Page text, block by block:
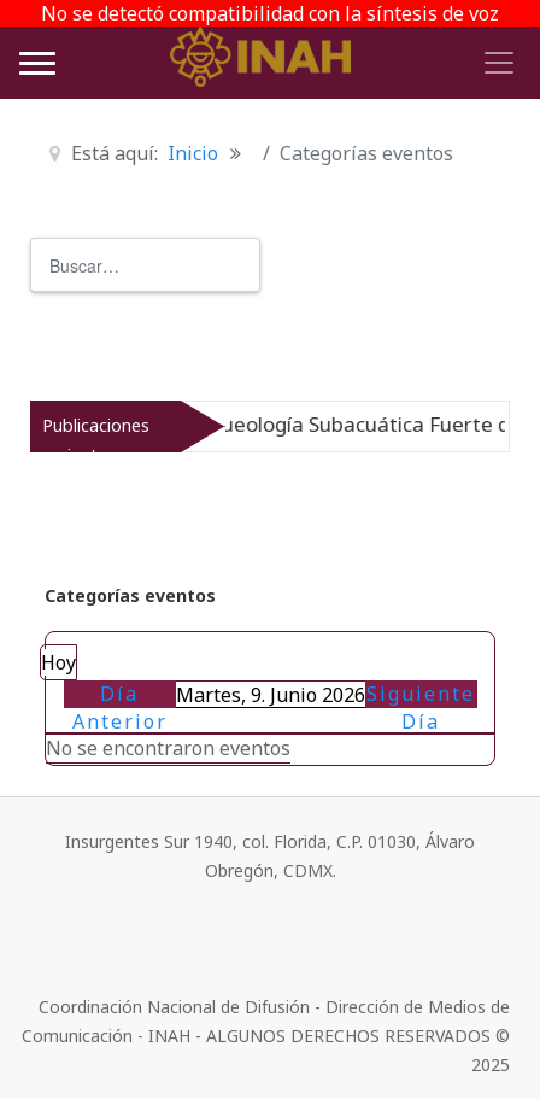
No se detectó compatibilidad con la síntesis de voz
Está aquí: Inicio Categorías eventos
Publicaciones
recientes
Museo de Arqueología Subacuática Fuerte de
Categorías eventos
Hoy
Día
Anterior
Martes, 9. Junio 2026Siguiente
Día
No se encontraron eventos
Insurgentes Sur 1940, col. Florida, C.P. 01030, Álvaro
Obregón, CDMX.
Coordinación Nacional de Difusión - Dirección de Medios de
Comunicación - INAH - ALGUNOS DERECHOS RESERVADOS ©
2025